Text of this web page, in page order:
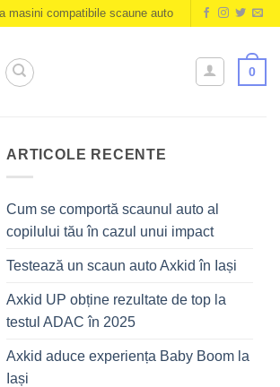
masini compatibile scaune auto
0
ARTICOLE RECENTE
Cum se comportă scaunul auto al
copilului tău în cazul unui impact
Testează un scaun auto Axkid în Iași
Axkid UP obține rezultate de top la
testul ADAC în 2025
Axkid aduce experiența Baby Boom la
Iași